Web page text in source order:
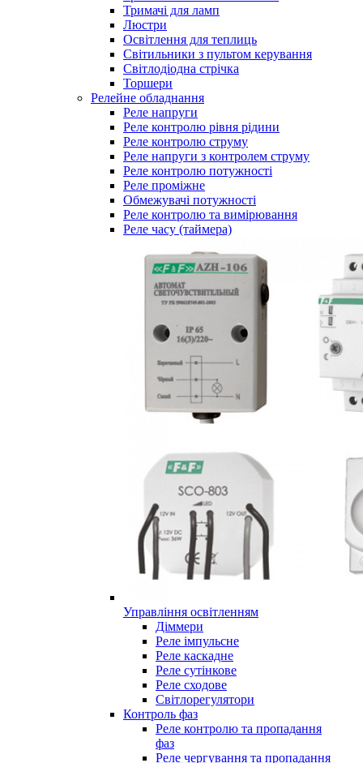
Тримачі для ламп
Люстри
Освітлення для теплиць
Світильники з пультом керування
Світлодіодна стрічка
Торшери
Релейне обладнання
Реле напруги
Реле контролю рівня рідини
Реле контролю струму
Реле напруги з контролем струму
Реле контролю потужності
Реле проміжне
Обмежувачі потужності
Реле контролю та вимірювання
Реле часу (таймера)
Управління освітленням
Діммери
Реле імпульсне
Реле каскадне
Реле сутінкове
Реле сходове
Світлорегулятори
Контроль фаз
Реле контролю та пропадання
фаз
Реле чергування та пропадання